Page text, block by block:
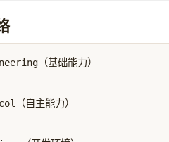
（基础能力）
（自主能力）